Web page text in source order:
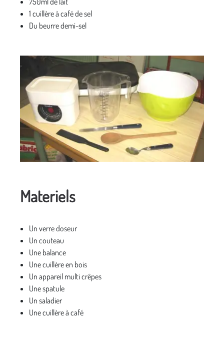
1 cuillère à café de sel
Du beurre demi-sel
Materiels
Un verre doseur
Un couteau
Une balance
Une cuillère en bois
Un appareil multi crêpes
Une spatule
Un saladier
Une cuillère à café